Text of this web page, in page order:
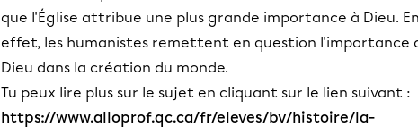
que l'Église attribue une plus grande importance à Dieu.
effet, les humanistes remettent en question l'importance
Dieu dans la création du monde.
Tu peux lire plus sur le sujet en cliquant sur le lien suivant :
https://www.alloprof.qc.ca/fr/eleves/bv/histoire/la-